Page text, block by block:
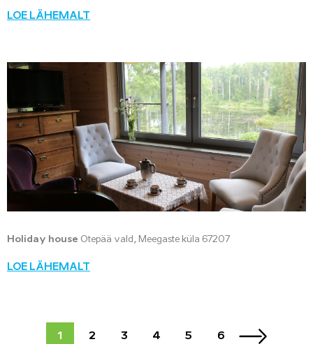
LOE LÄHEMALT
Holiday house Otepää vald, Meegaste küla 67207
LOE LÄHEMALT
1 2 3 4 5 6